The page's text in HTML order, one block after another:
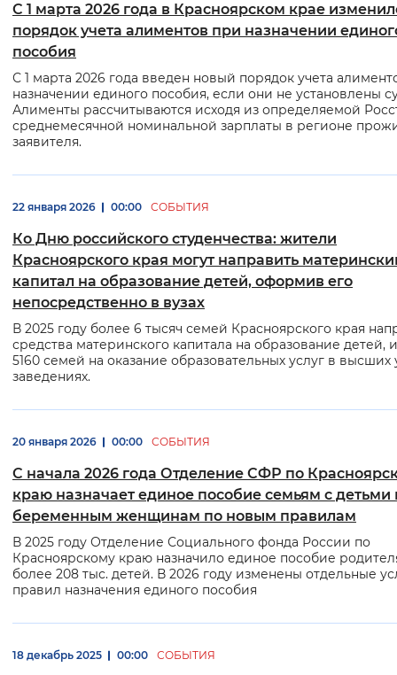
С 1 марта 2026 года в Красноярском крае
порядок учета алиментов при назначении
пособия
С 1 марта 2026 года введен новый порядок учета
назначении единого пособия, если они не установлены
Алименты рассчитываются исходя из определяемой
среднемесячной номинальной зарплаты в регионе
заявителя.
СОБЫТИЯ
22 января 2026 00:00
Ко Дню российского студенчества: жители
Красноярского края могут направить
капитал на образование детей, оформив его
непосредственно в вузах
В 2025 году более 6 тысяч семей Красноярского края
средства материнского капитала на образование детей,
5160 семей на оказание образовательных услуг в высших
заведениях.
СОБЫТИЯ
20 января 2026 00:00
С начала 2026 года Отделение СФР по
краю назначает единое пособие семьям с детьми
беременным женщинам по новым правилам
В 2025 году Отделение Социального фонда России по
Красноярскому краю назначило единое пособие
более 208 тыс. детей. В 2026 году изменены отдельные
правил назначения единого пособия
СОБЫТИЯ
18 декабрь 2025 00:00